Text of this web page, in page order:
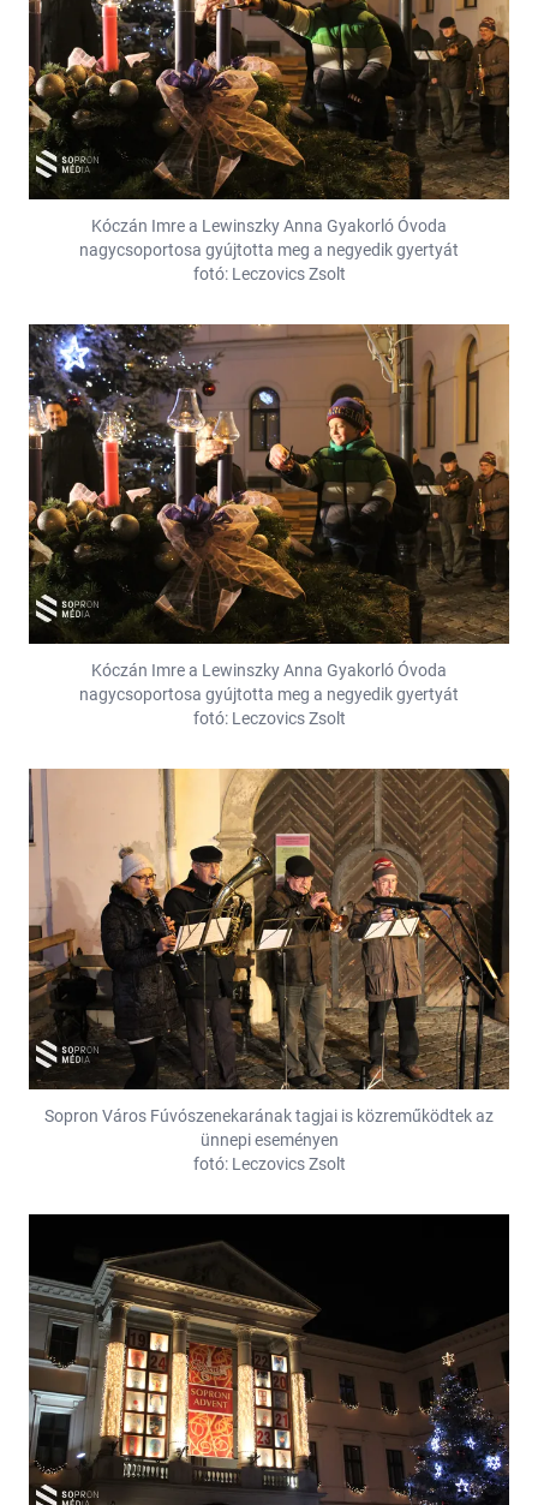
Kóczán Imre a Lewinszky Anna Gyakorló Óvoda
nagycsoportosa gyújtotta meg a negyedik gyertyát
fotó: Leczovics Zsolt
Kóczán Imre a Lewinszky Anna Gyakorló Óvoda
nagycsoportosa gyújtotta meg a negyedik gyertyát
fotó: Leczovics Zsolt
Sopron Város Fúvószenekarának tagjai is közreműködtek az
ünnepi eseményen
fotó: Leczovics Zsolt